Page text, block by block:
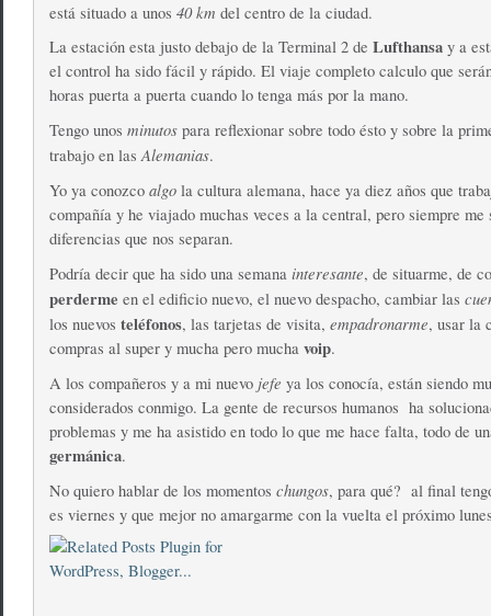
está situado a unos 40 km del centro de la ciudad.
La estación esta justo debajo de la Terminal 2 de Lufthansay a
el control ha sido fácil y rápido. El viaje completo calculo que
horas puerta a puerta cuando lo tenga más por la mano.
Tengo unos minutospara reflexionar sobre todo ésto y sobre la
trabajo en lasAlemanias.
Yo ya conozco algola cultura alemana, hace ya diez años que
compañía y he viajado muchas veces a la central, pero siempre me
diferencias que nos separan.
Podría decir que ha sido una semana interesante, de situarme, de
perderme en el edificio nuevo, el nuevo despacho, cambiar las
los nuevos teléfonos, las tarjetas de visita, empadronarme, usar la
compras al super y mucha pero mucha voip.
A los compañeros y a mi nuevo jefe ya los conocía, están siendo
considerados conmigo. La gente de recursos humanos ha
problemas y me ha asistido en todo lo que me hace falta, todo de
germánica.
No quiero hablar de los momentos chungos, para qué? al final
es viernes y que mejor no amargarme con la vuelta el próximo